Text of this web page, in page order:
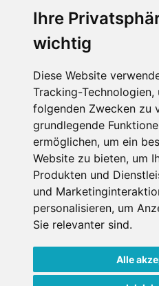
Ihre
wichtig
Diese Website
Tracking-
folgenden Zwecken zu
grundlegende
ermöglichen, um ein
Website zu bieten, um
Produkten und
und
personalisieren, um
Sie relevanter sind.
Alle
Die Schneehoehen Ski
Muss für alle
Impressum